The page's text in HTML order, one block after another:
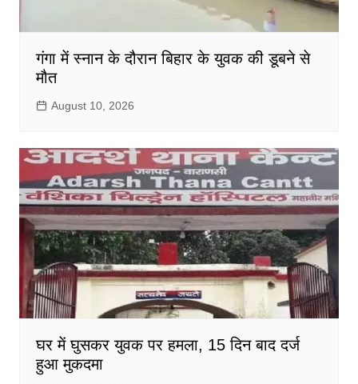
गंगा में स्नान के दौरान बिहार के युवक की डूबने से
मौत
August 10, 2026
घर में घुसकर युवक पर हमला, 15 दिन बाद दर्ज
हुआ मुकदमा